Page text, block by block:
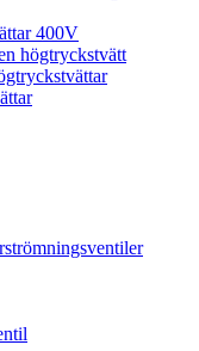
400V
högtryckstvätt